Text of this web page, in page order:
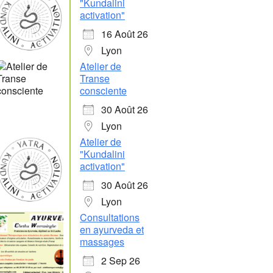
"Kundalini
activation"
16 Août 26
Lyon
Atelier de
Transe
consciente
30 Août 26
Lyon
Atelier de
"Kundalini
activation"
30 Août 26
Lyon
Consultations
en ayurveda et
massages
2 Sep 26